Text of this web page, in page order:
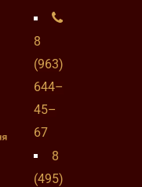
8
(963)
644–
45–
67
8
(495)